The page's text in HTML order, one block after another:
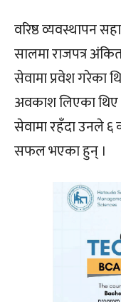
वरिष्ठ व्यवस्थापन
सालमा राजपत्र
सेवामा प्रवेश गरेका
अवकाश लिएका थिए ।
सेवामा रहँदा उनले
सफल भएका हुन् ।